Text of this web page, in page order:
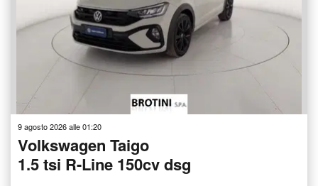
9 agosto 2026 alle 01:20
Volkswagen Taigo
1.5 tsi R-Line 150cv dsg